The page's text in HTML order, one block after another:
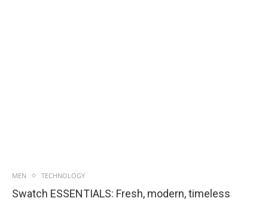
MEN TECHNOLOGY
Swatch ESSENTIALS: Fresh, modern, timeless